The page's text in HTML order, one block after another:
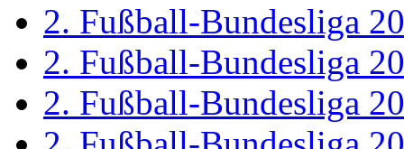
2. Fußball-Bundesliga
2. Fußball-Bundesliga
2. Fußball-Bundesliga